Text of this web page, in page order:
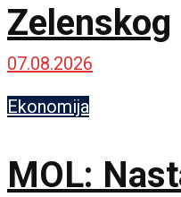
Zelenskog
07.08.2026
Ekonomija
MOL: